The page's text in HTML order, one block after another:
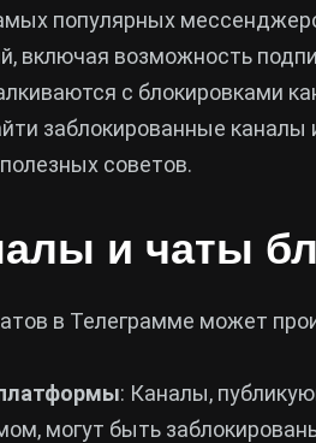
популярных
включая возможность
с блокировками
заблокированные
советов.
и чаты
в Телеграмме может
: Каналы,
могут быть